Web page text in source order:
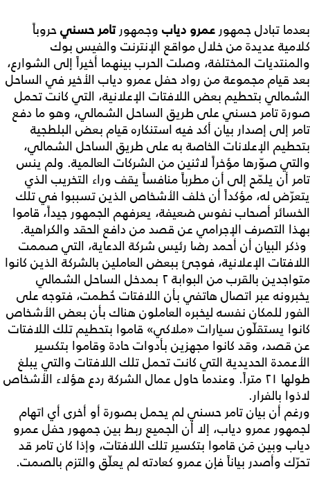
بعدما تبادل جمهورعمرو دياب وجمهورتامر حسنيحروباً
كلامية عديدة من خلال مواقع الإنترنت والفيس بوك
والمنتديات المختلفة، وصلت الحرب بينهما أخيراً إلى الشوارع،
بعد قيام مجموعة من رواد حفل عمرو دياب الأخير في الساحل
الشمالي بتحطيم بعض اللافتات الإعلانية، التي كانت تحمل
صورة تامر حسني على طريق الساحل الشمالي، وهو ما دفع
تامر إلى إصدار بيان أكد فيه استنكاره قيام بعض البلطجية
بتحطيم الإعلانات الخاصة به على طريق الساحل الشمالي،
والتي صوّرها مؤخراً لاثنين من الشركات العالمية. ولم ينس
تامر أن يلمّح إلى أن مطرباً منافساً يقف وراء التخريب الذي
يتعرّض له، مؤكداً أن خلف الأشخاص الذين تسببوا في تلك
الخسائر أصحاب نفوس ضعيفة، يعرفهم الجمهور جيداً، قاموا
بهذا التصرف الإجرامي عن قصد من دافع الحقد والكراهية.
وذكر البيان أن أحمد رضا رئيس شركة الدعاية، التي صممت
اللافتات الإعلانية، فوجئ ببعض العاملين بالشركة الذين كانوا
متواجدين بالقرب من البوابة ٢ بمدخل الساحل الشمالي
يخبرونه عبر اتصال هاتفي بأن اللافتات حُطمت، فتوجه على
الفور للمكان نفسه ليخبره العاملون هناك بأن بعض الأشخاص
كانوا يستقلّون سيارات «ملاكي» قاموا بتحطيم تلك اللافتات
عن قصد، وقد كانوا مجهزين بأدوات حادة وقاموا بتكسير
الأعمدة الحديدية التي كانت تحمل تلك اللافتات والتي يبلغ
طولها ٢١ متراً. وعندما حاول عمال الشركة ردع هؤلاء الأشخاص
لاذوا بالفرار.
ورغم أن بيان تامر حسني لم يحمل بصورة أو أخرى أي اتهام
لجمهور عمرو دياب، إلا أن الجميع ربط بين جمهور حفل عمرو
دياب وبين مَن قاموا بتكسير تلك اللافتات، وإذا كان تامر قد
تحرّك وأصدر بياناً فإن عمرو كعادته لم يعلّق والتزم بالصمت.